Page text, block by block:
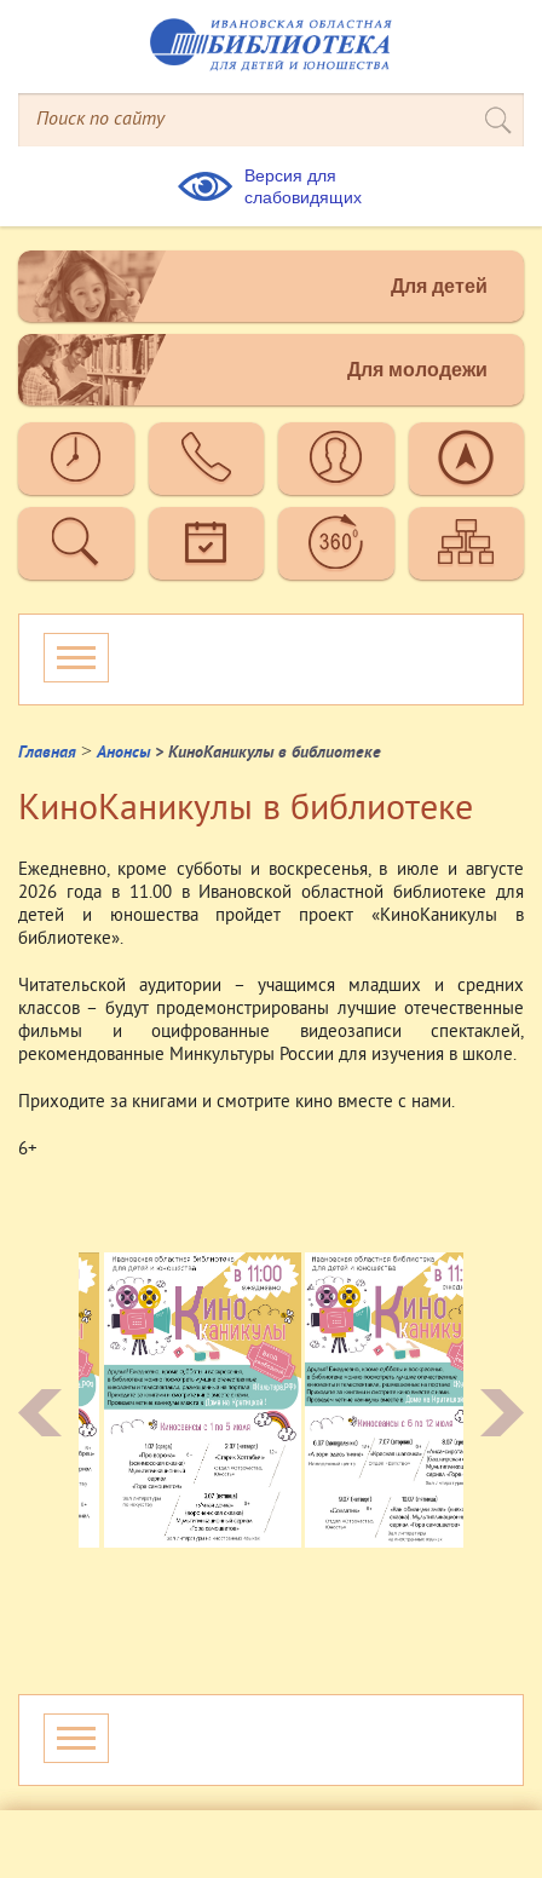
Версия для
слабовидящих
Для детей
Для молодежи
Главная > Анонсы > КиноКаникулы в библиотеке
КиноКаникулы в библиотеке
Ежедневно, кроме субботы и воскресенья, в июле и августе
2026 года в 11.00 в Ивановской областной библиотеке для
детей и юношества пройдет проект «КиноКаникулы в
библиотеке».
Читательской аудитории – учащимся младших и средних
классов – будут продемонстрированы лучшие отечественные
фильмы и оцифрованные видеозаписи спектаклей,
рекомендованные Минкультуры России для изучения в школе.
Приходите за книгами и смотрите кино вместе с нами.
6+